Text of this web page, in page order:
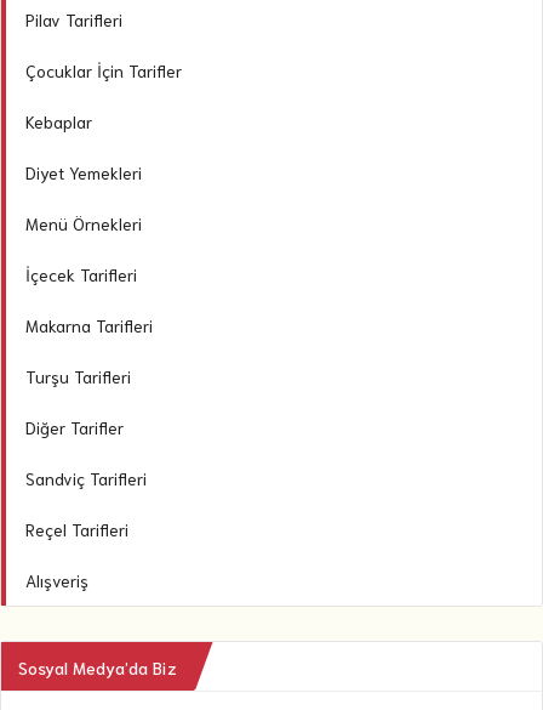
Pilav Tarifleri
Çocuklar İçin Tarifler
Kebaplar
Diyet Yemekleri
Menü Örnekleri
İçecek Tarifleri
Makarna Tarifleri
Turşu Tarifleri
Diğer Tarifler
Sandviç Tarifleri
Reçel Tarifleri
Alışveriş
Sosyal Medya’da Biz